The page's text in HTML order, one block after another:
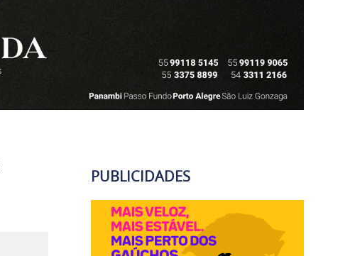
PUBLICIDADES